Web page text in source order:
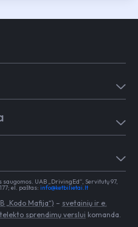
UAB „DrivingEd“, Servitutų 97,
el. paštas: info@ketbilietai.lt
„Kodo Mafija“) – svetainių ir e.
sprendimų verslui komanda.